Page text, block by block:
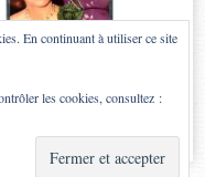
En continuant à utiliser ce site
les cookies, consultez :